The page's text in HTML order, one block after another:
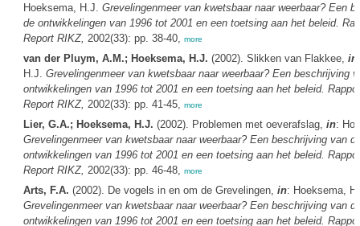
Hoeksema, H.J. Grevelingenmeer van kwetsbaar naar weerbaar? Een
de ontwikkelingen van 1996 tot 2001 en een toetsing aan het beleid.
Report RIKZ, 2002(33): pp. 38-40, more
van der Pluym, A.M.; Hoeksema, H.J. (2002). Slikken van Flakkee, in
H.J. Grevelingenmeer van kwetsbaar naar weerbaar? Een beschrijving
ontwikkelingen van 1996 tot 2001 en een toetsing aan het beleid.
Report RIKZ, 2002(33): pp. 41-45, more
Lier, G.A.; Hoeksema, H.J. (2002). Problemen met oeverafslag, in:
Grevelingenmeer van kwetsbaar naar weerbaar? Een beschrijving van
ontwikkelingen van 1996 tot 2001 en een toetsing aan het beleid.
Report RIKZ, 2002(33): pp. 46-48, more
Arts, F.A. (2002). De vogels in en om de Grevelingen, in: Hoeksema,
Grevelingenmeer van kwetsbaar naar weerbaar? Een beschrijving van
ontwikkelingen van 1996 tot 2001 en een toetsing aan het beleid.